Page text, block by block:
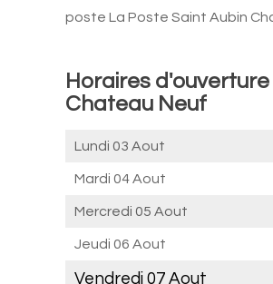
poste La Poste Saint Aubin
Horaires
Chateau Neuf
Lundi 03 Aout
Mardi 04 Aout
Mercredi 05 Aout
Jeudi 06 Aout
Vendredi 07 Aout